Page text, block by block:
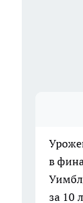
в
за 10